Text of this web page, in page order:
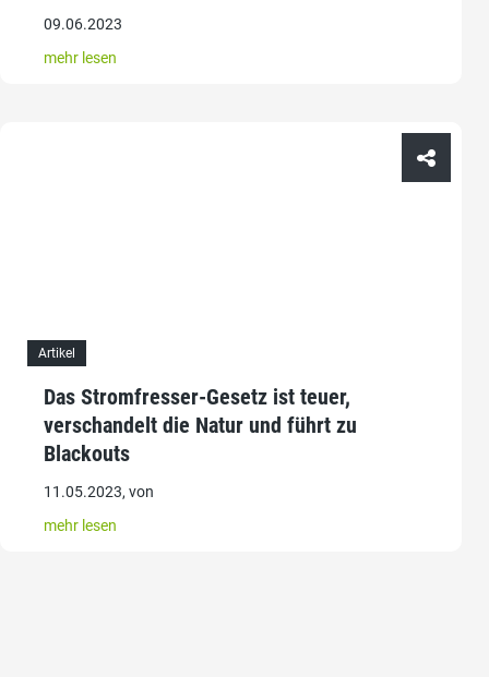
09.06.2023
mehr lesen
Artikel
Das Stromfresser-Gesetz ist teuer,
verschandelt die Natur und führt zu
Blackouts
11.05.2023, von
mehr lesen